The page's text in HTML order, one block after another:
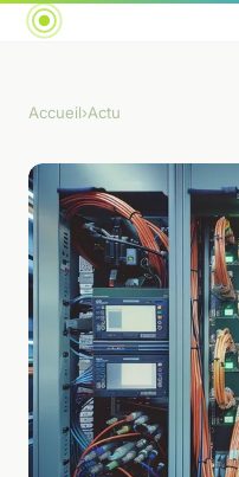
Accueil›Actu